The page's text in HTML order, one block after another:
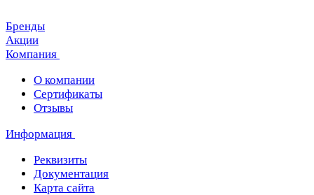
Бренды
Акции
Компания
О компании
Сертификаты
Отзывы
Информация
Реквизиты
Документация
Карта сайта